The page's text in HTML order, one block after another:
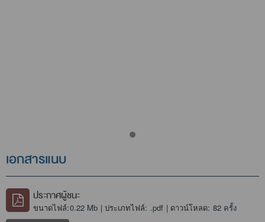
เอกสารแนบ
ประกาศผู้ชนะ
ขนาดไฟล์:0.22 Mb | ประเภทไฟล์: .pdf | ดาวน์โหลด: 82 ครั้ง